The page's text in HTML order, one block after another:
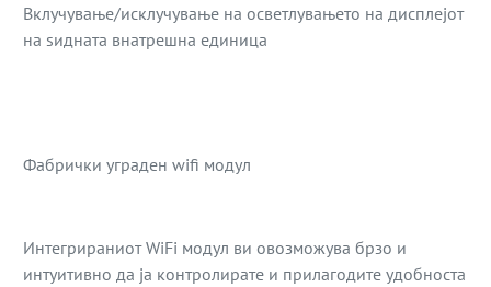
Вклучување/исклучување на осветлувањето на дисплејот
на ѕидната внатрешна единица
Фабрички уграден wifi модул
Интегрираниот WiFi модул ви овозможува брзо и
интуитивно да ја контролирате и прилагодите удобноста